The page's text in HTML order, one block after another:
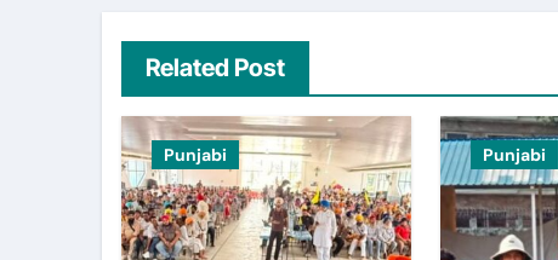
Related Post
Punjabi Punjabi